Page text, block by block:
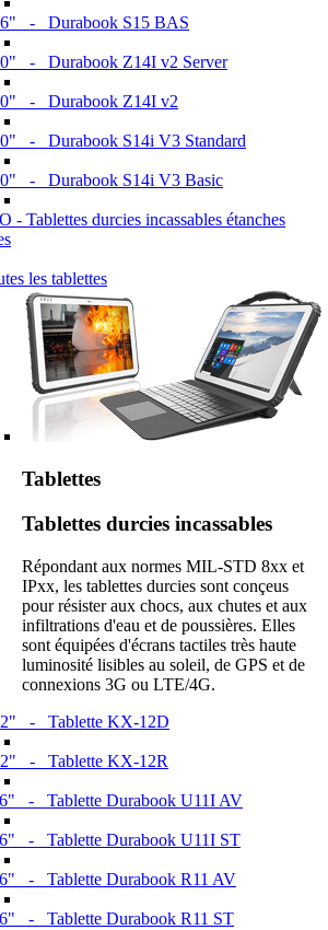
- Durabook S15 BAS
- Durabook Z14I v2 Server
- Durabook Z14I v2
- Durabook S14i V3 Standard
- Durabook S14i V3 Basic
les tablettes
Tablettes
Tablettes durcies incassables
Répondant aux normes MIL-STD 8xx et
IPxx, les tablettes durcies sont conçeus
pour résister aux chocs, aux chutes et aux
infiltrations d'eau et de poussières. Elles
sont équipées d'écrans tactiles très haute
luminosité lisibles au soleil, de GPS et de
connexions 3G ou LTE/4G.
- Tablette KX-12D
- Tablette KX-12R
- Tablette Durabook U11I AV
- Tablette Durabook U11I ST
- Tablette Durabook R11 AV
- Tablette Durabook R11 ST